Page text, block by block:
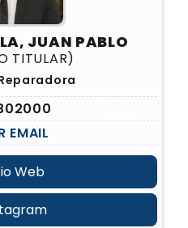
JUAN PABLO
TITULAR)
EMAIL
Web